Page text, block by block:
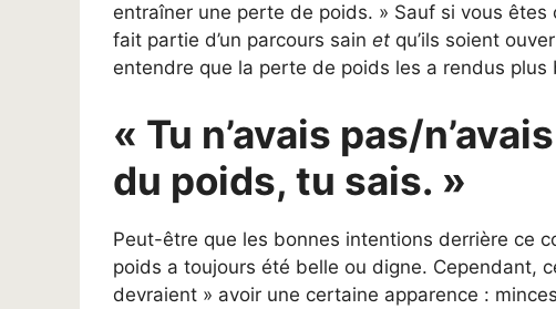
entraîner une perte de poids. » Sauf si vous
fait partie d’un parcours sain et qu’ils soient
entendre que la perte de poids les a rendus plus
« Tu n’avais pas/
du poids, tu sais. »
Peut-être que les bonnes intentions derrière ce
poids a toujours été belle ou digne. Cependant,
devraient » avoir une certaine apparence :